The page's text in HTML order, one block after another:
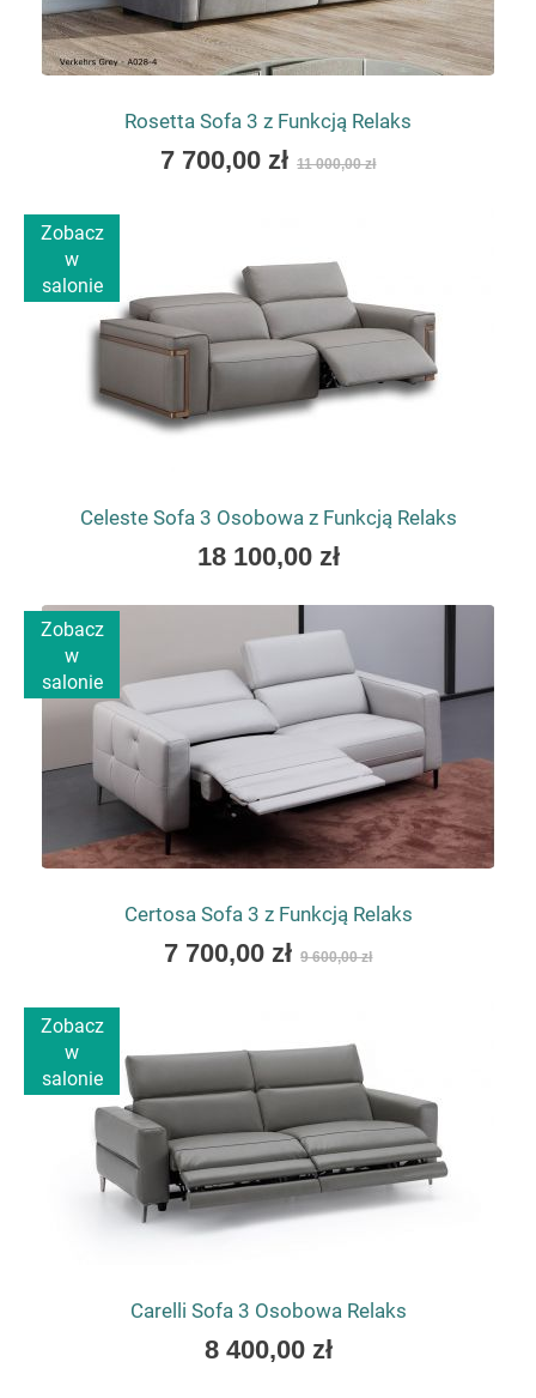
Rosetta Sofa 3 z Funkcją Relaks
As
7 700,00 zł 11 000,00 zł
Zobacz
w
salonie
Celeste Sofa 3 Osobowa z Funkcją Relaks
As
as
18 100,00 zł
Zobacz
w
salonie
Certosa Sofa 3 z Funkcją Relaks
As
7 700,00 zł 9 600,00 zł
Zobacz
w
salonie
Carelli Sofa 3 Osobowa Relaks
As
8 400,00 zł